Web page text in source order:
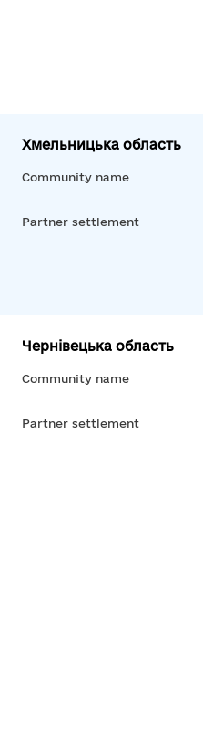
Хмельницька область
Community name
Partner settlement
Чернівецька область
Community name
Partner settlement